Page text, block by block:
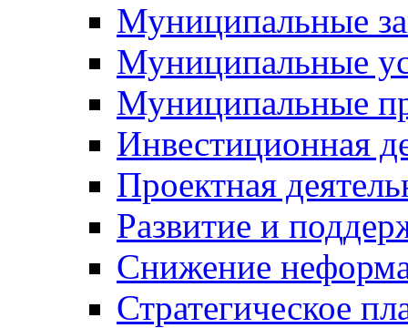
Муниципальные
Муниципальные
Муниципальные
Инвестиционная
Проектная
Развитие и
Снижение
Стратегическое